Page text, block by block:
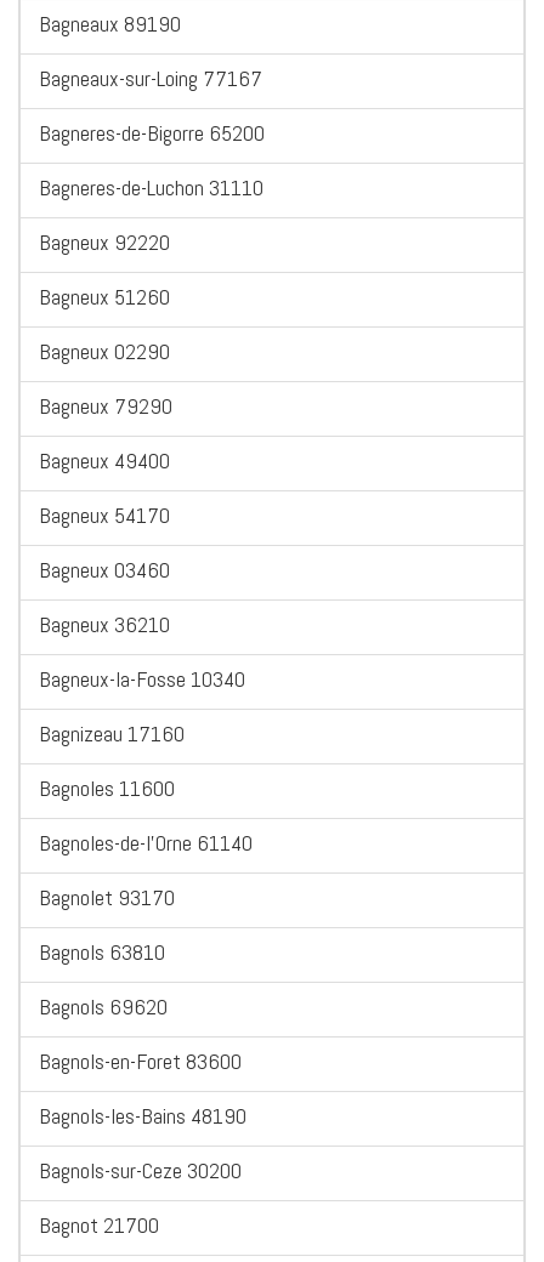
Bagneaux 89190
Bagneaux-sur-Loing 77167
Bagneres-de-Bigorre 65200
Bagneres-de-Luchon 31110
Bagneux 92220
Bagneux 51260
Bagneux 02290
Bagneux 79290
Bagneux 49400
Bagneux 54170
Bagneux 03460
Bagneux 36210
Bagneux-la-Fosse 10340
Bagnizeau 17160
Bagnoles 11600
Bagnoles-de-l'Orne 61140
Bagnolet 93170
Bagnols 63810
Bagnols 69620
Bagnols-en-Foret 83600
Bagnols-les-Bains 48190
Bagnols-sur-Ceze 30200
Bagnot 21700